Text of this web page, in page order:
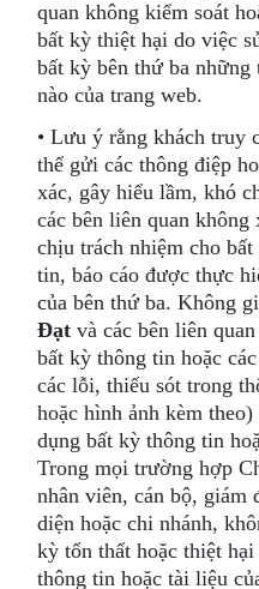
quan không kiểm soát
bất kỳ thiệt hại do việc
bất kỳ bên thứ ba
nào của trang web.
• Lưu ý rằng khách truy
thể gửi các thông điệp
xác, gây hiểu lầm, khó
các bên liên quan không
chịu trách nhiệm cho
tin, báo cáo được thực
của bên thứ ba. Không
Đạt và các bên liên
bất kỳ thông tin hoặc
các lỗi, thiếu sót trong
hoặc hình ảnh kèm
dụng bất kỳ thông tin
Trong mọi trường hợp
nhân viên, cán bộ, giám
diện hoặc chi nhánh,
kỳ tổn thất hoặc thiệt
thông tin hoặc tài liệu